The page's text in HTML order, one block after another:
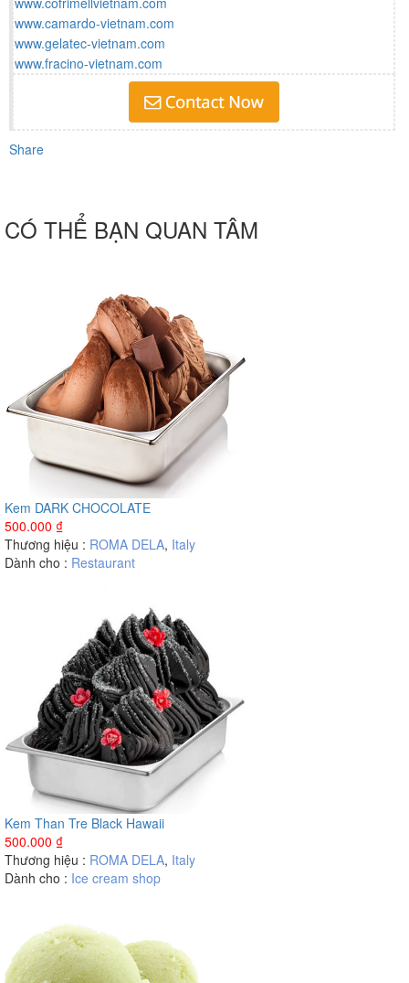
www.camardo-vietnam.com
www.gelatec-vietnam.com
www.fracino-vietnam.com
Share
CÓ THỂ BẠN QUAN TÂM
Kem DARK CHOCOLATE
500.000 ₫
Thương hiệu : ROMA DELA, Italy
Dành cho : Restaurant
Kem Than Tre Black Hawaii
500.000 ₫
Thương hiệu : ROMA DELA, Italy
Dành cho : Ice cream shop